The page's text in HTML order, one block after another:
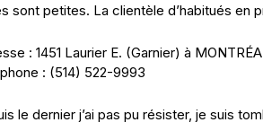
sont petites. La clientèle d’habitués en
: 1451 Laurier E. (Garnier) à
: (514) 522-9993
le dernier j’ai pas pu résister, je suis